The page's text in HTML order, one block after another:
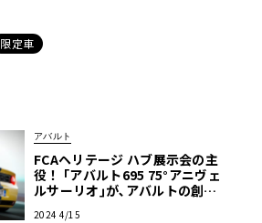
限定車
アバルト
FCAヘリテージ ハブ展示会の主
役！ ｢アバルト695 75°アニヴェ
ルサーリオ｣が､アバルトの創業7
2024 4/15